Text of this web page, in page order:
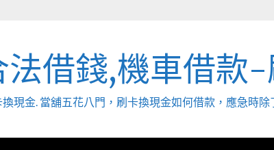
法借錢,機車借款
現金. 當舖五花八門，刷卡換現金如何借款，應急時